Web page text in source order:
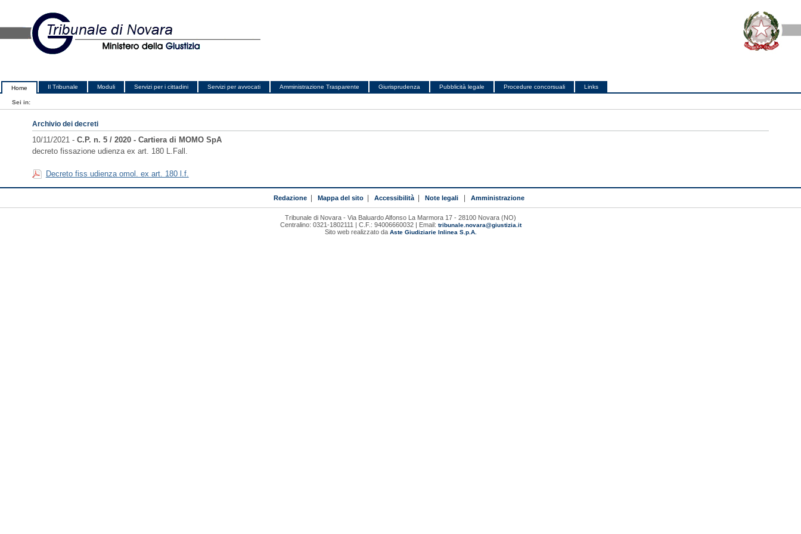
Home Il Tribunale Moduli Servizi per i cittadini Servizi per avvocati Amministrazione Trasparente Giurisprudenza Pubblicità legale Procedure concorsuali Links
Sei in:
Archivio dei decreti
10/11/2021 - C.P. n. 5 / 2020 - Cartiera di MOMO SpA
decreto fissazione udienza ex art. 180 L.Fall.
Decreto fiss udienza omol. ex art. 180 l.f.
Redazione| Mappa del sito| Accessibilità| Note legali| Amministrazione
Tribunale di Novara - Via Baluardo Alfonso La Marmora 17 - 28100 Novara (NO)
Centralino: 0321-1802111 | C.F.: 94006660032 | Email: tribunale.novara@giustizia.it
Sito web realizzato da Aste Giudiziarie Inlinea S.p.A.